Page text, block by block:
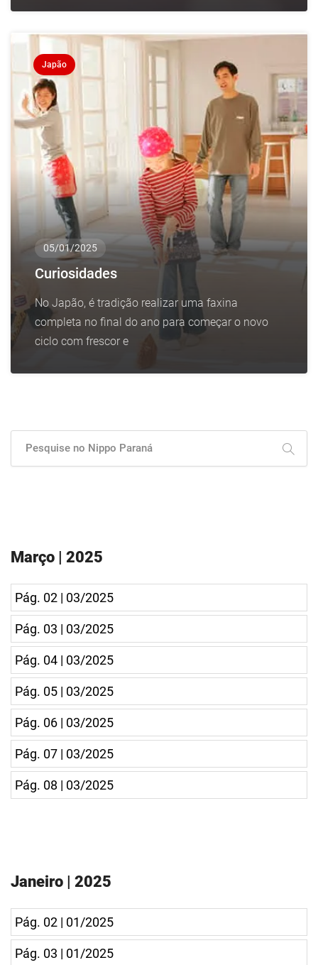
Japão
05/01/2025
Curiosidades
No Japão, é tradição realizar uma faxina
completa no final do ano para começar o novo
ciclo com frescor e
Março | 2025
Pág. 02 | 03/2025
Pág. 03 | 03/2025
Pág. 04 | 03/2025
Pág. 05 | 03/2025
Pág. 06 | 03/2025
Pág. 07 | 03/2025
Pág. 08 | 03/2025
Janeiro | 2025
Pág. 02 | 01/2025
Pág. 03 | 01/2025